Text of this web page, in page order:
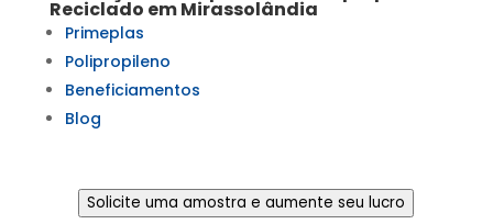
Reciclado emMirassolândia
Primeplas
Polipropileno
Beneficiamentos
Blog
Solicite uma amostra e aumente seu lucro